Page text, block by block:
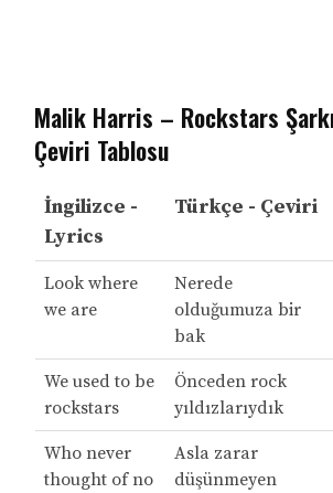
Malik Harris – Rockstars
Çeviri Tablosu
İngilizce -
Lyrics
Türkçe - Çeviri
Look where
we are
Nerede
olduğumuza bir
bak
We used to be
rockstars
Önceden rock
yıldızlarıydık
Who never
thought of no
Asla zarar
düşünmeyen